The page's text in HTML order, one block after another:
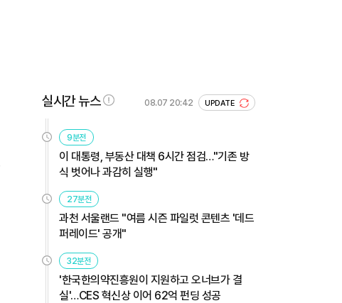
실시간 뉴스 08.07 20:42 UPDATE
9분전
이 대통령, 부동산 대책 6시간 점검…"기존 방
식 벗어나 과감히 실행"
27분전
과천 서울랜드 "여름 시즌 파일럿 콘텐츠 '데드
퍼레이드' 공개"
32분전
'한국한의약진흥원이 지원하고 오너브가 결
실'…CES 혁신상 이어 62억 펀딩 성공